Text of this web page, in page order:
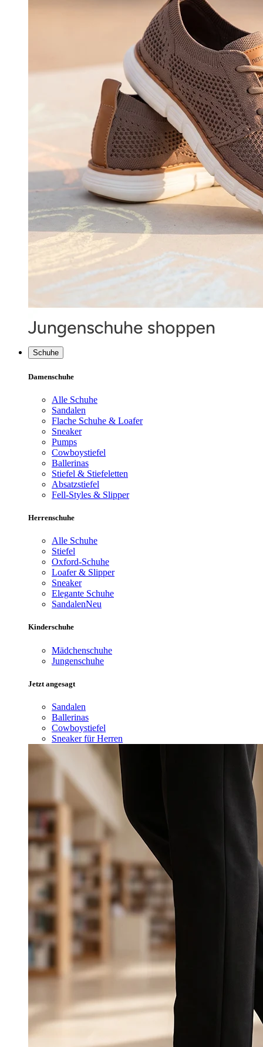
Schuhe
Damenschuhe
Alle Schuhe
Sandalen
Flache Schuhe & Loafer
Sneaker
Pumps
Cowboystiefel
Ballerinas
Stiefel & Stiefeletten
Absatzstiefel
Fell-Styles & Slipper
Herrenschuhe
Alle Schuhe
Stiefel
Oxford-Schuhe
Loafer & Slipper
Sneaker
Elegante Schuhe
SandalenNeu
Kinderschuhe
Mädchenschuhe
Jungenschuhe
Jetzt angesagt
Sandalen
Ballerinas
Cowboystiefel
Sneaker für Herren